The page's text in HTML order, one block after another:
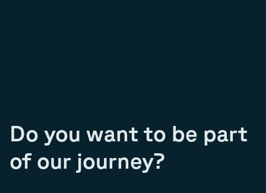
Do you want to be part
of our journey?